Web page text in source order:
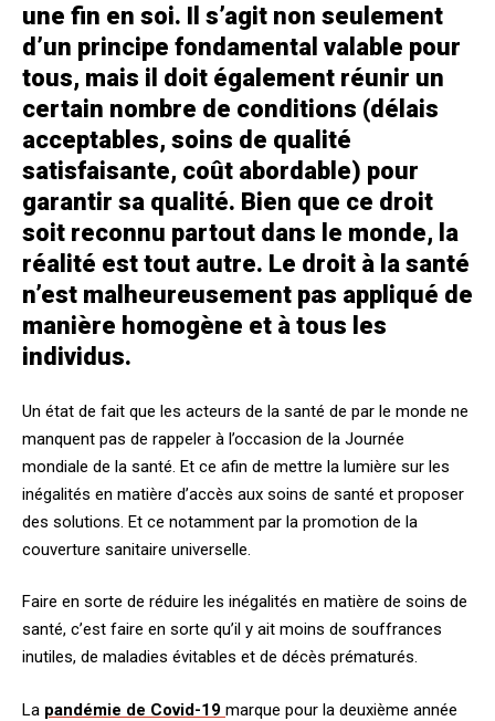
une fin en soi. Il s’agit non seulement
d’un principe fondamental valable pour
tous, mais il doit également réunir un
certain nombre de conditions (délais
acceptables, soins de qualité
satisfaisante, coût abordable) pour
garantir sa qualité. Bien que ce droit
soit reconnu partout dans le monde, la
réalité est tout autre. Le droit à la santé
n’est malheureusement pas appliqué de
manière homogène et à tous les
individus.
Un état de fait que les acteurs de la santé de par le monde ne
manquent pas de rappeler à l’occasion de la Journée
mondiale de la santé. Et ce afin de mettre la lumière sur les
inégalités en matière d’accès aux soins de santé et proposer
des solutions. Et ce notamment par la promotion de la
couverture sanitaire universelle.
Faire en sorte de réduire les inégalités en matière de soins de
santé, c’est faire en sorte qu’il y ait moins de souffrances
inutiles, de maladies évitables et de décès prématurés.
La pandémie de Covid-19 marque pour la deuxième année